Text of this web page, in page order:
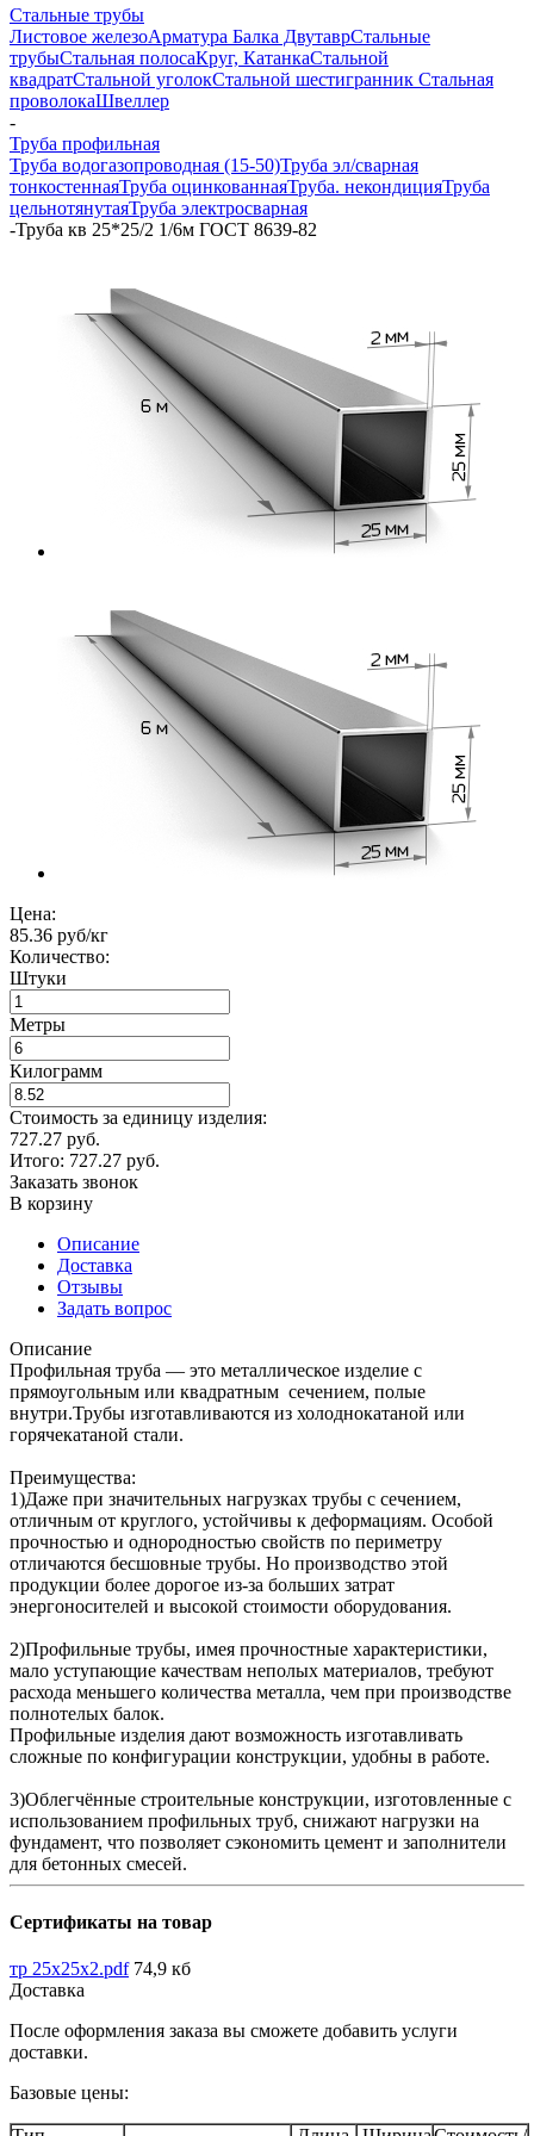
Стальные трубы
Листовое железоАрматура Балка ДвутаврСтальные
трубыСтальная полосаКруг, КатанкаСтальной
квадратСтальной уголокСтальной шестигранник Стальная
проволокаШвеллер
-
Труба профильная
Труба водогазопроводная (15-50)Труба эл/сварная
тонкостеннаяТруба оцинкованнаяТруба. некондицияТруба
цельнотянутаяТруба электросварная
-Труба кв 25*25/2 1/6м ГОСТ 8639-82
Цена:
85.36 руб/кг
Количество:
Штуки
Метры
Килограмм
Стоимость за единицу изделия:
727.27 руб.
Итого: 727.27 руб.
Заказать звонок
В корзину
Описание
Доставка
Отзывы
Задать вопрос
Описание
Профильная труба — это металлическое изделие с
прямоугольным или квадратным сечением, полые
внутри.Трубы изготавливаются из холоднокатаной или
горячекатаной стали.
Преимущества:
1)Даже при значительных нагрузках трубы с сечением,
отличным от круглого, устойчивы к деформациям. Особой
прочностью и однородностью свойств по периметру
отличаются бесшовные трубы. Но производство этой
продукции более дорогое из-за больших затрат
энергоносителей и высокой стоимости оборудования.
2)Профильные трубы, имея прочностные характеристики,
мало уступающие качествам неполых материалов, требуют
расхода меньшего количества металла, чем при производстве
полнотелых балок.
Профильные изделия дают возможность изготавливать
сложные по конфигурации конструкции, удобны в работе.
3)Облегчённые строительные конструкции, изготовленные с
использованием профильных труб, снижают нагрузки на
фундамент, что позволяет сэкономить цемент и заполнители
для бетонных смесей.
Сертификаты на товар
тр 25х25х2.pdf 74,9 кб
Доставка
После оформления заказа вы сможете добавить услуги
доставки.
Базовые цены: